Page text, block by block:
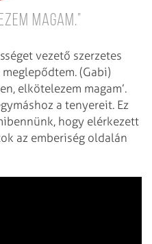
magam.”
vezető szerzetes
(Gabi)
elkötelezem magam’.
a tenyereit. Ez
hogy elérkezett
az emberiség oldalán